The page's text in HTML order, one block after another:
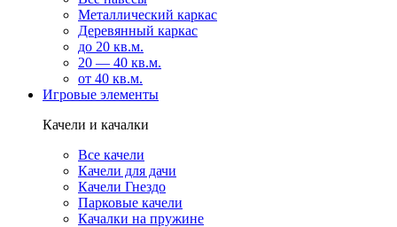
Металлический каркас
Деревянный каркас
до 20 кв.м.
20 — 40 кв.м.
от 40 кв.м.
Игровые элементы
Качели и качалки
Все качели
Качели для дачи
Качели Гнездо
Парковые качели
Качалки на пружине